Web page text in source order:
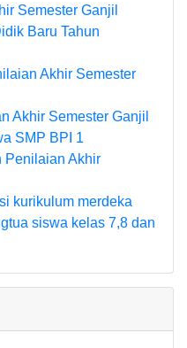
Semester Ganjil
Baru Tahun
Akhir Semester
Akhir Semester Ganjil
SMP BPI 1
Penilaian Akhir
kurikulum merdeka
siswa kelas 7,8 dan